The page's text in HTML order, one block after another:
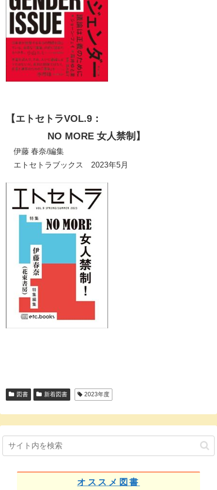
【エトセトラVOL.9：
NO MORE 女人禁制】
伊藤 春奈/編集
エトセトラブックス 2023年5月
図書 新着図書 2023年度
オススメ図書